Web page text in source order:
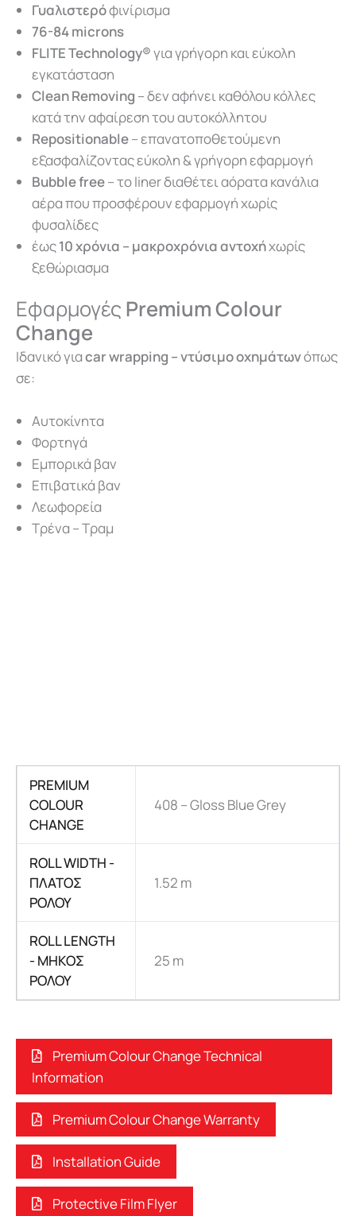
Γυαλιστερόφινίρισμα
76-84 microns
FLITE Technology®για γρήγορη και εύκολη
εγκατάσταση
Clean Removing – δεν αφήνει καθόλου κόλλες
κατά την αφαίρεση του αυτοκόλλητου
Repositionable– επανατοποθετούμενη
εξασφαλίζοντας εύκολη & γρήγορη εφαρμογή
Bubble free– το liner διαθέτει αόρατα κανάλια
αέρα που προσφέρουν εφαρμογή χωρίς
φυσαλίδες
έως10 χρόνια – μακροχρόνια αντοχήχωρίς
ξεθώριασμα
Εφαρμογές Premium Colour
Change
Ιδανικό γιαcar wrapping – ντύσιμο οχημάτωνόπως
σε:
Αυτοκίνητα
Φορτηγά
Εμπορικά βαν
Επιβατικά βαν
Λεωφορεία
Τρένα – Τραμ
PREMIUM
COLOUR
CHANGE
408 – Gloss Blue Grey
ROLL WIDTH -
ΠΛΑΤΟΣ
ΡΟΛΟΥ
1.52 m
ROLL LENGTH
- ΜHKΟΣ
ΡΟΛΟΥ
25 m
Premium Colour Change Technical
Information
Premium Colour Change Warranty
Installation Guide
Protective Film Flyer